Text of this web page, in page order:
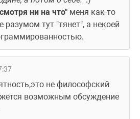
ни на что" меня как-то
разумом тут "тянет", а некоей
не философский
возможным обсуждение